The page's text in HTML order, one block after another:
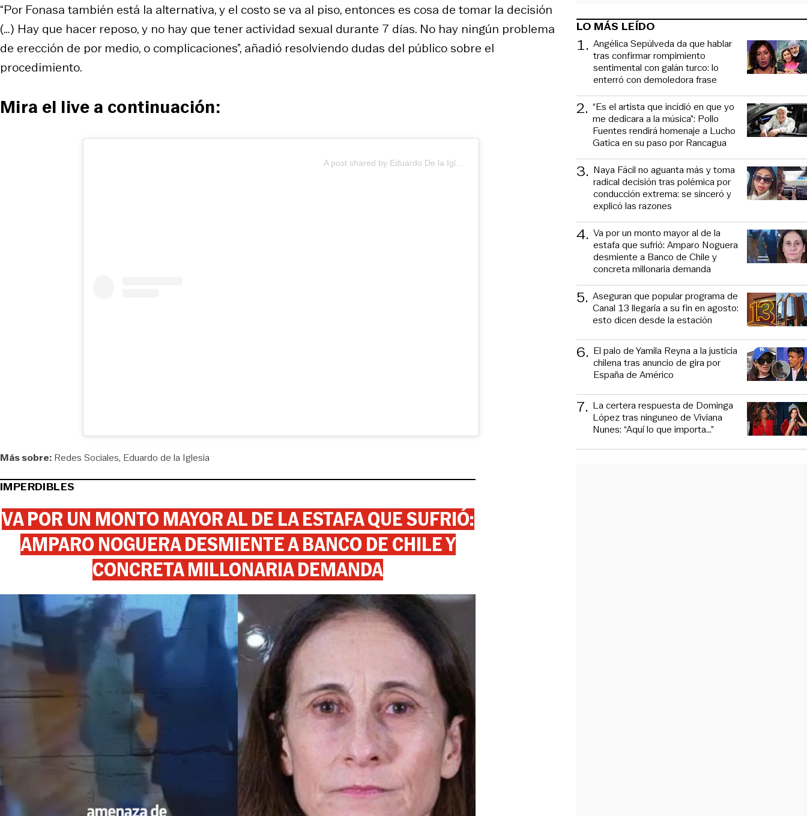
“Por Fonasa también está la alternativa, y el costo se va al piso, entonces es cosa de tomar la decisión
(…) Hay que hacer reposo, y no hay que tener actividad sexual durante 7 días. No hay ningún problema
de erección de por medio, o complicaciones”, añadió resolviendo dudas del público sobre el
procedimiento.
Mira el live a continuación:
View this post on Instagram
Más sobre: Redes Sociales Eduardo de la Iglesia
IMPERDIBLES
VA POR UN MONTO MAYOR AL DE LA ESTAFA QUE SUFRIÓ:
AMPARO NOGUERA DESMIENTE A BANCO DE CHILE Y
CONCRETA MILLONARIA DEMANDA
LO MÁS LEÍDO
1. Angélica Sepúlveda da que hablar
tras confirmar rompimiento
sentimental con galán turco: lo
enterró con demoledora frase
2. “Es el artista que incidió en que yo
me dedicara a la música”: Pollo
Fuentes rendirá homenaje a Lucho
Gatica en su paso por Rancagua
3. Naya Fácil no aguanta más y toma
radical decisión tras polémica por
conducción extrema: se sinceró y
explicó las razones
4. Va por un monto mayor al de la
estafa que sufrió: Amparo Noguera
desmiente a Banco de Chile y
concreta millonaria demanda
5. Aseguran que popular programa de
Canal 13 llegaría a su fin en agosto:
esto dicen desde la estación
6. El palo de Yamila Reyna a la justicia
chilena tras anuncio de gira por
España de Américo
7. La certera respuesta de Dominga
López tras ninguneo de Viviana
Nunes: “Aquí lo que importa...”